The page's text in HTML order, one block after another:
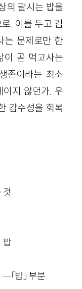
의 괄시는 밥을
. 이를 두고 김
는 문제로만 한
이 곧 먹고사는
존이라는 최소
지 않던가. 우
감수성을 회복
것
밥
—「밥」 부분